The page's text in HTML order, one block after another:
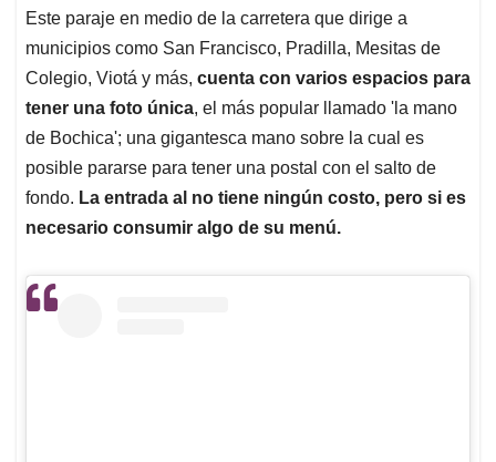
Este paraje en medio de la carretera que dirige a
municipios como San Francisco, Pradilla, Mesitas de
Colegio, Viotá y más, cuenta con varios espacios para
tener una foto única, el más popular llamado 'la mano
de Bochica'; una gigantesca mano sobre la cual es
posible pararse para tener una postal con el salto de
fondo. La entrada al no tiene ningún costo, pero si es
necesario consumir algo de su menú.